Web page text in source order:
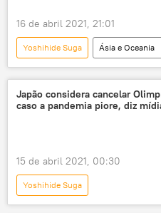
16 de abril 2021, 21:01
Yoshihide Suga Ásia e Oceania
Notícias
Coreia do Norte
relações exteriores
Kim
Japão
Japão considera cancelar
caso a pandemia piore, diz
15 de abril 2021, 00:30
Yoshihide Suga
Situação da COVID-19 em meados